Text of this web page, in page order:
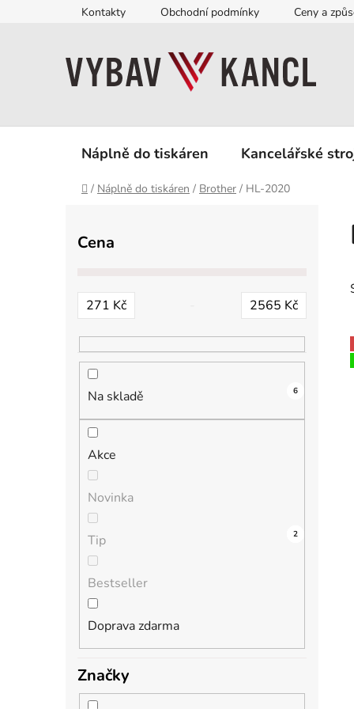
Kontakty Obchodní podmínky Ceny a
Náplně do tiskáren Kancelářské
Domů
/ Náplně do tiskáren / Brother / HL-2020
Cena
271 Kč 2565 Kč
Na skladě 6
Akce
3
Novinka
0
Tip 0
Bestseller
0
Doprava zdarma
2
Značky